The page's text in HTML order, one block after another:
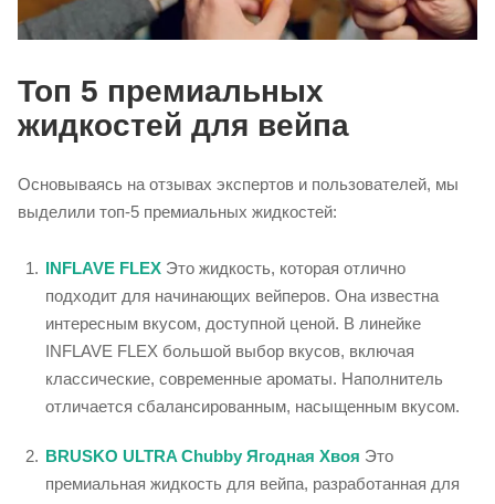
Топ 5 премиальных
жидкостей для вейпа
Основываясь на отзывах экспертов и пользователей, мы
выделили топ-5 премиальных жидкостей:
INFLAVE FLEX Это жидкость, которая отлично
подходит для начинающих вейперов. Она известна
интересным вкусом, доступной ценой. В линейке
INFLAVE FLEX большой выбор вкусов, включая
классические, современные ароматы. Наполнитель
отличается сбалансированным, насыщенным вкусом.
BRUSKO ULTRA Chubby Ягодная Хвоя Это
премиальная жидкость для вейпа, разработанная для